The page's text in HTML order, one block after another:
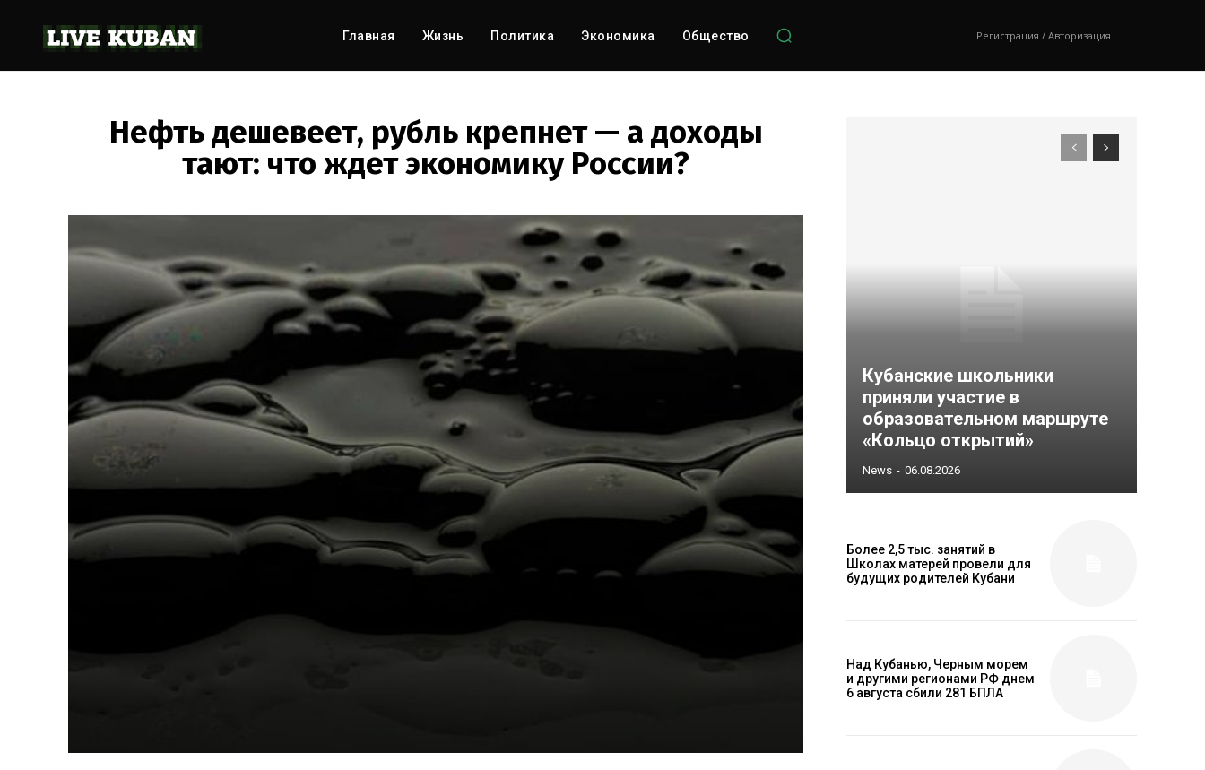
Главная Жизнь Политика Экономика Общество Регистрация / Авторизация
Нефть дешевеет, рубль крепнет — а доходы
тают: что ждет экономику России?
Кубанские школьники
приняли участие в
образовательном маршруте
«Кольцо открытий»
News - 06.08.2026
Более 2,5 тыс. занятий в
Школах матерей провели для
будущих родителей Кубани
Над Кубанью, Черным морем
и другими регионами РФ днем
6 августа сбили 281 БПЛА